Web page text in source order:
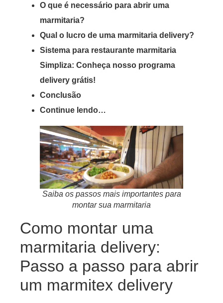
O que é necessário para abrir uma
marmitaria?
Qual o lucro de uma marmitaria delivery?
Sistema para restaurante marmitaria
Simpliza: Conheça nosso programa
delivery grátis!
Conclusão
Continue lendo…
Saiba os passos mais importantes para
montar sua marmitaria
Como montar uma
marmitaria delivery:
Passo a passo para abrir
um marmitex delivery